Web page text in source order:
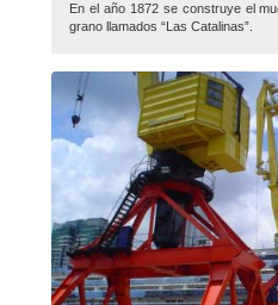
En el año 1872 se construye el
grano llamados “Las Catalinas”.